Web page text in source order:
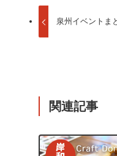
泉州イベントま
関連記事